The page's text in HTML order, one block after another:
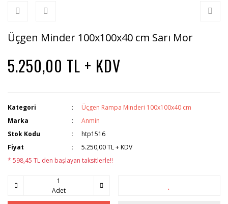
Üçgen Minder 100x100x40 cm Sarı Mor
5.250,00 TL + KDV
Kategori
Üçgen Rampa Minderi 100x100x40 cm
Marka
Anmin
Stok Kodu
htp1516
Fiyat
5.250,00 TL + KDV
* 598,45 TL den başlayan taksitlerle!!
Adet